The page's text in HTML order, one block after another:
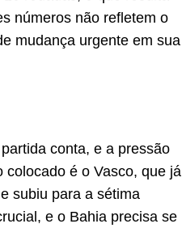
números não refletem o
mudança urgente em sua
conta, e a pressão
é o Vasco, que já
subiu para a sétima
e o Bahia precisa se